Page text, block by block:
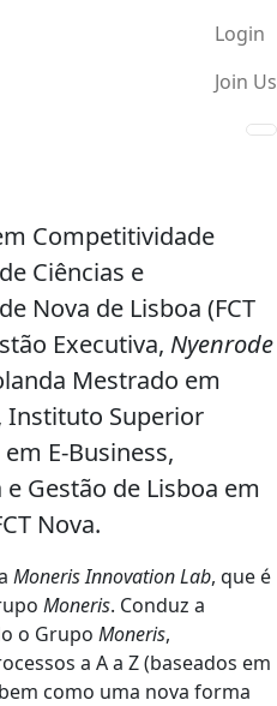
Login
Join Us
Competitividade
Ciências e
Nova de Lisboa (FCT
Executiva, Nyenrode
Mestrado em
Instituto Superior
E-Business,
Gestão de Lisboa em
Nova.
Moneris Innovation Lab, que é
Moneris. Conduz a
o Grupo Moneris,
a A a Z (baseados em
como uma nova forma